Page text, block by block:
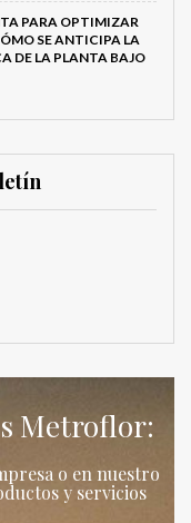
PARA OPTIMIZAR
SE ANTICIPA LA
DE LA PLANTA BAJO
Metroflor:
o en nuestro
y servicios